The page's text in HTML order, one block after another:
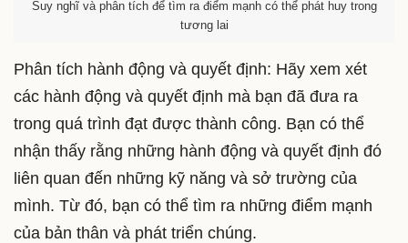
Suy nghĩ và phân tích để tìm ra điểm mạnh có thể phát huy trong
tương lai
Phân tích hành động và quyết định: Hãy xem xét
các hành động và quyết định mà bạn đã đưa ra
trong quá trình đạt được thành công. Bạn có thể
nhận thấy rằng những hành động và quyết định đó
liên quan đến những kỹ năng và sở trường của
mình. Từ đó, bạn có thể tìm ra những điểm mạnh
của bản thân và phát triển chúng.